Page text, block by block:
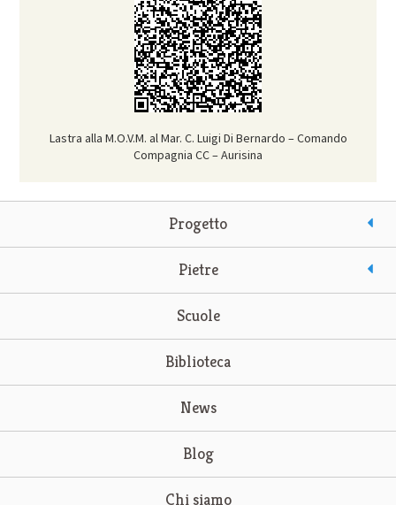
Lastra alla M.O.V.M. al Mar. C. Luigi Di Bernardo – Comando
Compagnia CC – Aurisina
Progetto
Pietre
Scuole
Biblioteca
News
Blog
Chi siamo